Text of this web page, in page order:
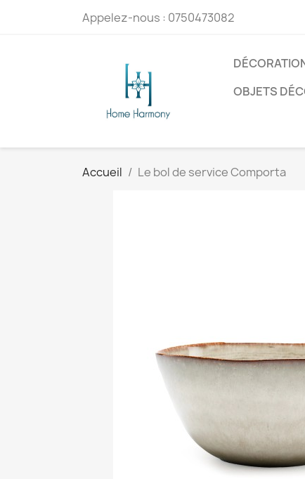
Appelez-nous : 0750473082
OBJETS
Accueil Le bol de service Comporta